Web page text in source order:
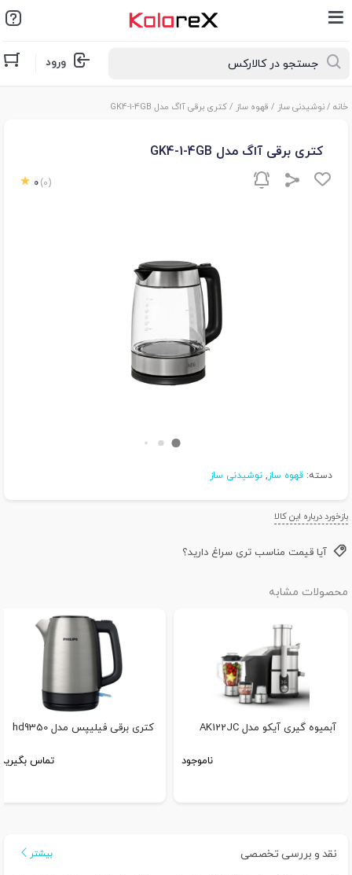
ورود
خانه /نوشیدنی ساز / قهوه ساز / کتری برقی آاگ مدل GK4-1-4GB
کتری برقی آاگ مدل GK4-1-4GB
0 (0)
دسته: قهوه ساز, نوشیدنی ساز
بازخورد درباره این کالا
آیا قیمت مناسب تری سراغ دارید؟
محصولات مشابه
آبمیوه گیری آیکو مدل AK122JC
ناموجود
کتری برقی فیلیپس مدل hd9350
تماس بگیرید
نقد و بررسی تخصصی بیشتر